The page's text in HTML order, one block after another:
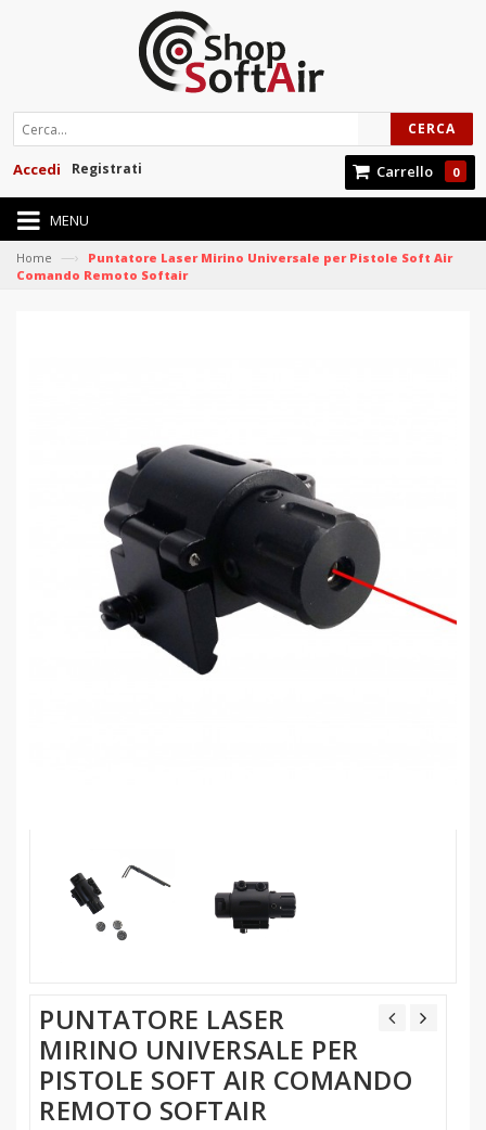
CERCA
Carrello 0
Registrati
Accedi
MENU
Home —›
Puntatore Laser Mirino Universale per Pistole Soft Air
Comando Remoto Softair
PUNTATORE LASER
MIRINO UNIVERSALE PER
PISTOLE SOFT AIR COMANDO
REMOTO SOFTAIR